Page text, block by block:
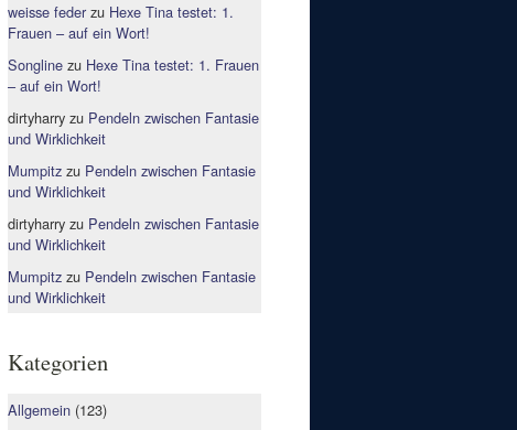
weisse feder zu Hexe Tina testet: 1.
Frauen – auf ein Wort!
Songline zu Hexe Tina testet: 1. Frauen
– auf ein Wort!
dirtyharry zu Pendeln zwischen Fantasie
und Wirklichkeit
Mumpitz zu Pendeln zwischen Fantasie
und Wirklichkeit
dirtyharry zu Pendeln zwischen Fantasie
und Wirklichkeit
Mumpitz zu Pendeln zwischen Fantasie
und Wirklichkeit
Kategorien
Allgemein (123)